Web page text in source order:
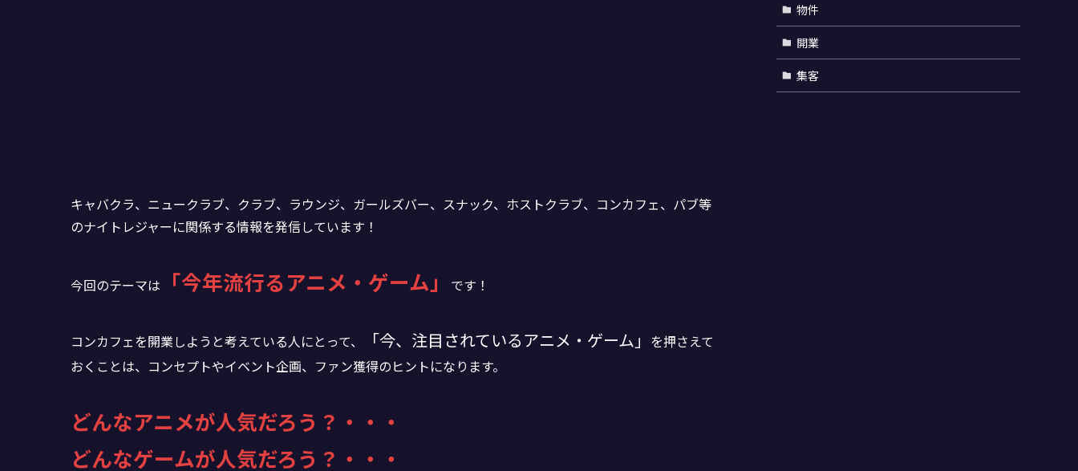
キャバクラ、ニュークラブ、クラブ、ラウンジ、ガールズバー、スナック、ホストクラブ、コンカフェ、パブ等
のナイトレジャーに関係する情報を発信しています！
今回のテーマは 「今年流行るアニメ・ゲーム」 です！
コンカフェを開業しようと考えている人にとって、 「今、注目されているアニメ・ゲーム」 を押さえて
おくことは、コンセプトやイベント企画、ファン獲得のヒントになります。
どんなアニメが人気だろう？・・・
どんなゲームが人気だろう？・・・
物件
開業
集客